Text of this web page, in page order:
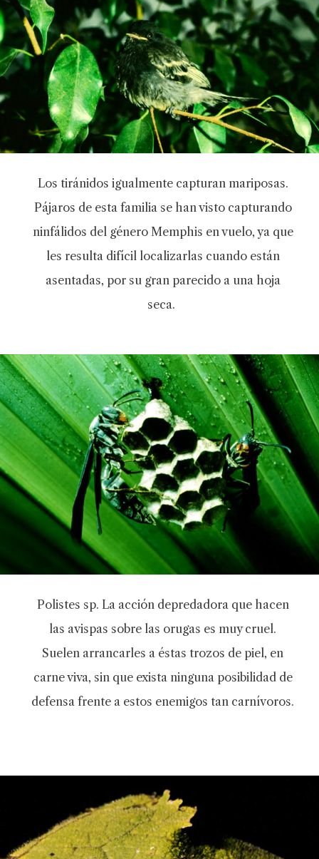
Los tiránidos igualmente capturan mariposas.
Pájaros de esta familia se han visto capturando
ninfálidos del género Memphis en vuelo, ya que
les resulta difícil localizarlas cuando están
asentadas, por su gran parecido a una hoja
seca.
Polistes sp. La acción depredadora que hacen
las avispas sobre las orugas es muy cruel.
Suelen arrancarles a éstas trozos de piel, en
carne viva, sin que exista ninguna posibilidad de
defensa frente a estos enemigos tan carnívoros.